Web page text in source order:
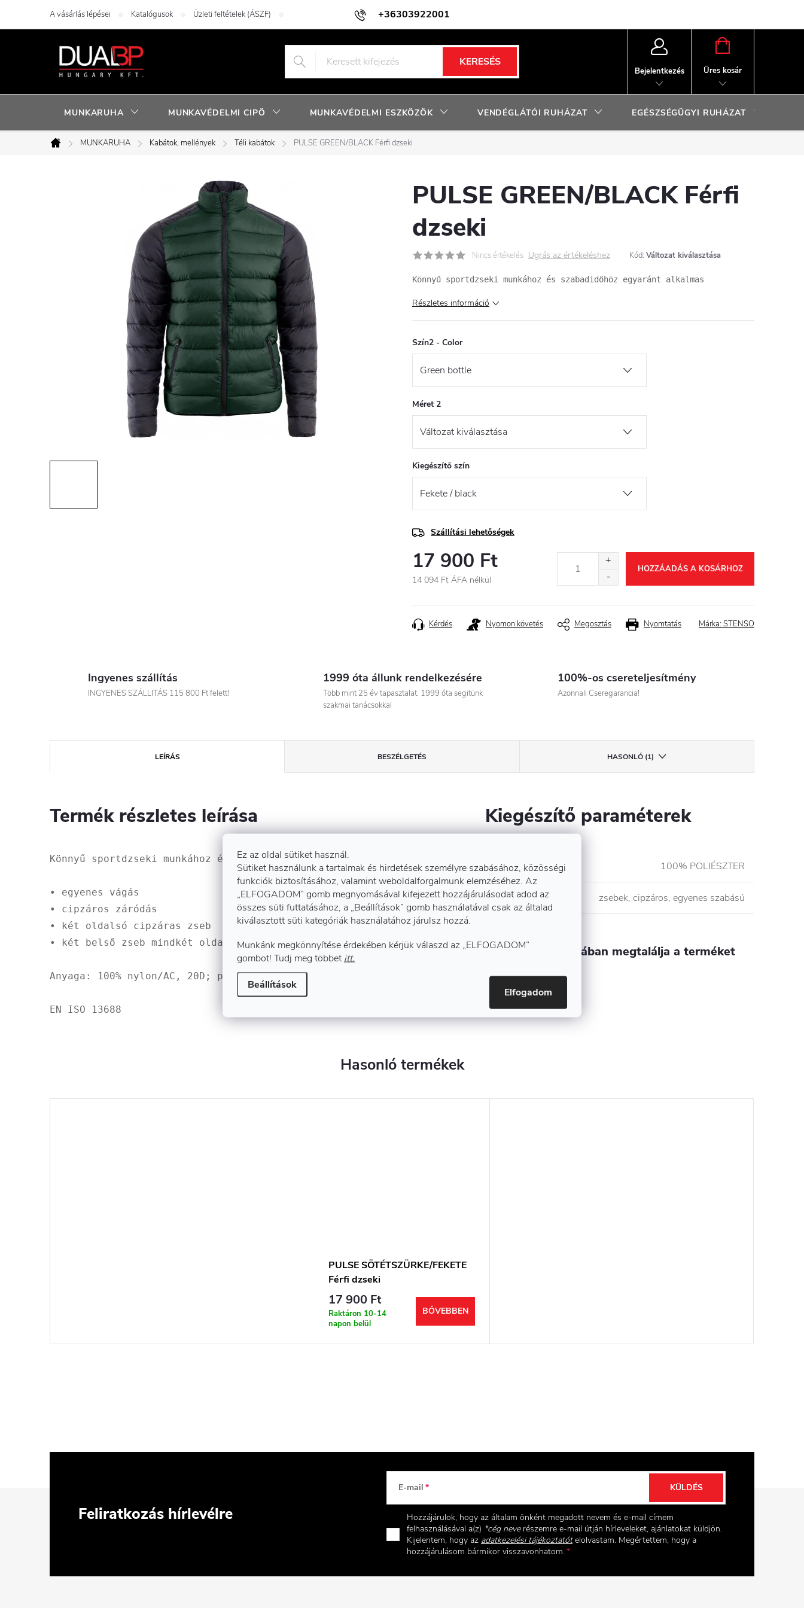
Ez az oldal sütiket használ.
Sütiket használunk a tartalmak és hirdetések személyre szabásához, közösségi
funkciók biztosításához, valamint weboldalforgalmunk elemzéséhez. Az
„ELFOGADOM” gomb megnyomásával kifejezett hozzájárulásodat adod az
összes süti futtatásához, a „Beállítások” gomb használatával csak az általad
kiválasztott süti kategóriák használatához járulsz hozzá.
Munkánk megkönnyítése érdekében kérjük válaszd az „ELFOGADOM”
gombot! Tudj meg többet itt.
Beállítások
Elfogadom
+36303922001
A vásárlás lépései Katalógusok Üzleti feltételek (ÁSZF) Adatkezelési tájékoztató Facebook nyereményjáték szabályzat
KERESÉS
Bejelentkezés
KOSÁR
Üres kosár
MUNKARUHA MUNKAVÉDELMI CIPÖ MUNKAVÉDELMI ESZKÖZÖK VENDÉGLÁTÓI RUHÁZAT EGÉSZSÉGÜGYI RUHÁZAT
Kezdőlap
MUNKARUHA Kabátok, mellények Téli kabátok PULSE GREEN/BLACK Férfi dzseki
PULSE GREEN/BLACK Férfi
dzseki
Nincs értékelés Ugrás az értékeléshez Kód: Változat kiválasztása
Könnyű sportdzseki munkához és szabadidőhöz egyaránt alkalmas
Részletes információ
Szín2 - Color
Méret 2
Kiegészítő szín
Szállítási lehetőségek
17 900 Ft
14 094 Ft ÁFA nélkül
HOZZÁADÁS A KOSÁRHOZ
Nyomtatás
Kérdés Nyomon követés Megosztás Márka: STENSO
Ingyenes szállítás
INGYENES SZÁLLITÁS 115 800 Ft felett!
1999 óta állunk rendelkezésére
Több mint 25 év tapasztalat. 1999 óta segitünk
szakmai tanácsokkal
100%-os csereteljesítmény
Azonnali Cseregarancia!
LEÍRÁS BESZÉLGETÉS HASONLÓ (1)
Termék részletes leírása
Könnyű sportdzseki munkához és szabadidőhöz egyaránt alkalmas.
• egyenes vágás
• cipzáros záródás
• két oldalsó cipzáras zseb
• két belső zseb mindkét oldalon
Anyaga: 100% nylon/AC, 20D; párnázat - 100% poliészter
EN ISO 13688
Kiegészítő paraméterek
Anyagösszetétel: 100% POLIÉSZTER
Tulajdonságai zsebek, cipzáros, egyenes szabású
Ebben a kategóriában megtalálja a terméket
Téli kabátok
PULSE SÖTÉTSZÜRKE/FEKETE
Férfi dzseki
17 900 Ft
Raktáron 10-14
napon belül
BŐVEBBEN
Feliratkozás hírlevélre
E-mail
Hozzájárulok, hogy az általam önként megadott nevem és e-mail címem
felhasználásával a(z) *cég neverészemre e-mail útján hírleveleket, ajánlatokat küldjön.
Kijelentem, hogy az adatkezelési tájékoztatót elolvastam. Megértettem, hogy a
hozzájárulásom bármikor visszavonhatom.
KÜLDÉS